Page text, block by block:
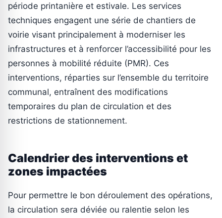
période printanière et estivale. Les services
techniques engagent une série de chantiers de
voirie visant principalement à moderniser les
infrastructures et à renforcer l’accessibilité pour les
personnes à mobilité réduite (PMR). Ces
interventions, réparties sur l’ensemble du territoire
communal, entraînent des modifications
temporaires du plan de circulation et des
restrictions de stationnement.
Calendrier des interventions et
zones impactées
Pour permettre le bon déroulement des opérations,
la circulation sera déviée ou ralentie selon les